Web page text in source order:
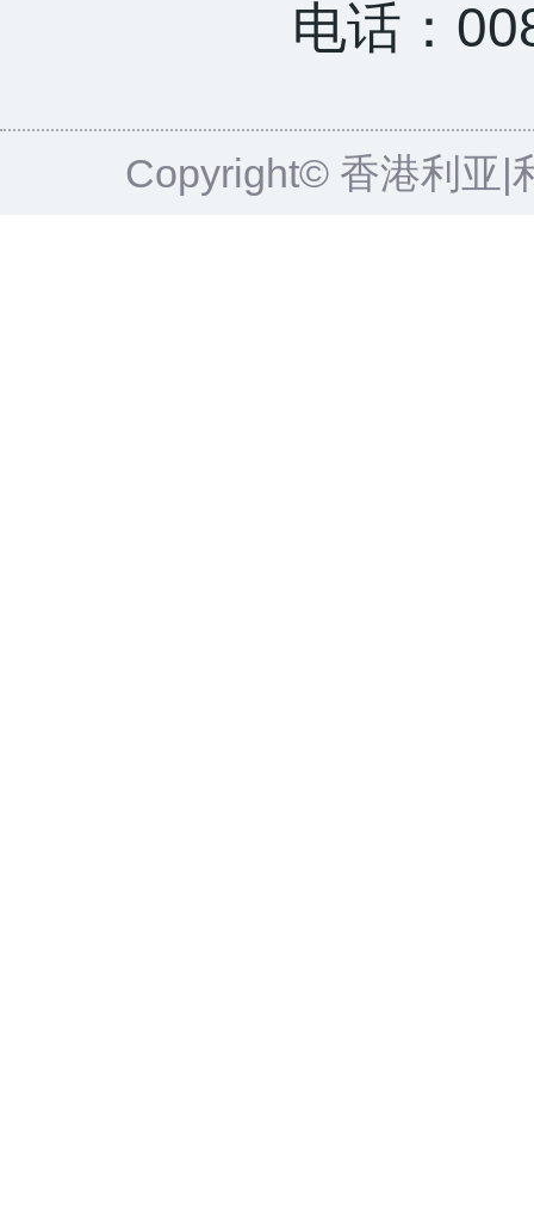
电话：
Copyright© 香港利亚|